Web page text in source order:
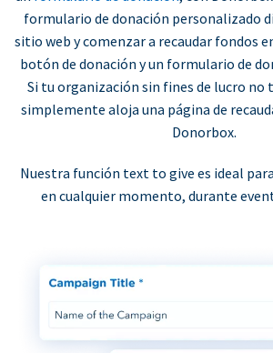
formulario de donación personalizado
sitio web y comenzar a recaudar fondos
botón de donación y un formulario de
Si tu organización sin fines de lucro no
simplemente aloja una página de
Donorbox.
Nuestra función text to give es ideal
en cualquier momento, durante